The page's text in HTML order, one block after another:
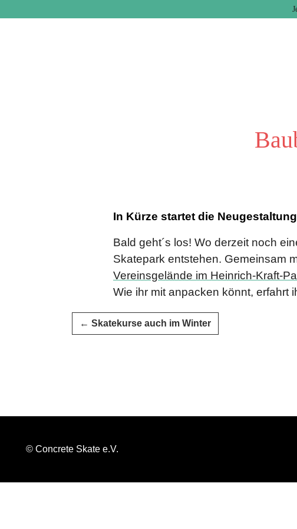
In Kürze startet die
Bald geht´s los! Wo derzeit noch
Skatepark entstehen. Gemeinsam
Vereinsgelände im Heinrich-Kraft-
Wie ihr mit anpacken könnt, erfahrt
← Skatekurse auch im Winter
© Concrete Skate e.V.